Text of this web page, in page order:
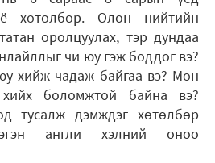
хөтөлбөр. Олон нийтийн
оролцуулах, тэр дундаа
чи юу гэж боддог вэ?
хийж чадаж байгаа вэ? Мөн
боломжтой байна вэ?
тусалж дэмждэг хөтөлбөр
англи хэлний оноо